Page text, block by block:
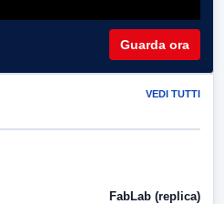
Guarda ora
VEDI TUTTI
FabLab (replica)